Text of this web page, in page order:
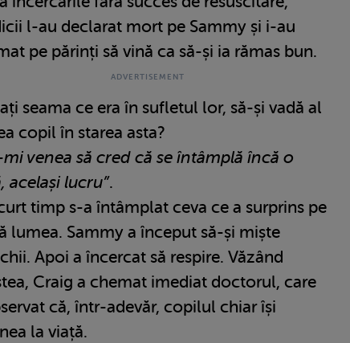
l-au declarat mort pe Sammy și i-au
pe părinți să vină ca să-și ia rămas bun.
seama ce era în sufletul lor, să-și vadă al
copil în starea asta?
mi venea să cred că se întâmplă încă o
același lucru”.
timp s-a întâmplat ceva ce a surprins pe
lumea. Sammy a început să-și miște
Apoi a încercat să respire. Văzând
Craig a chemat imediat doctorul, care
că, într-adevăr, copilul chiar își
la viață.